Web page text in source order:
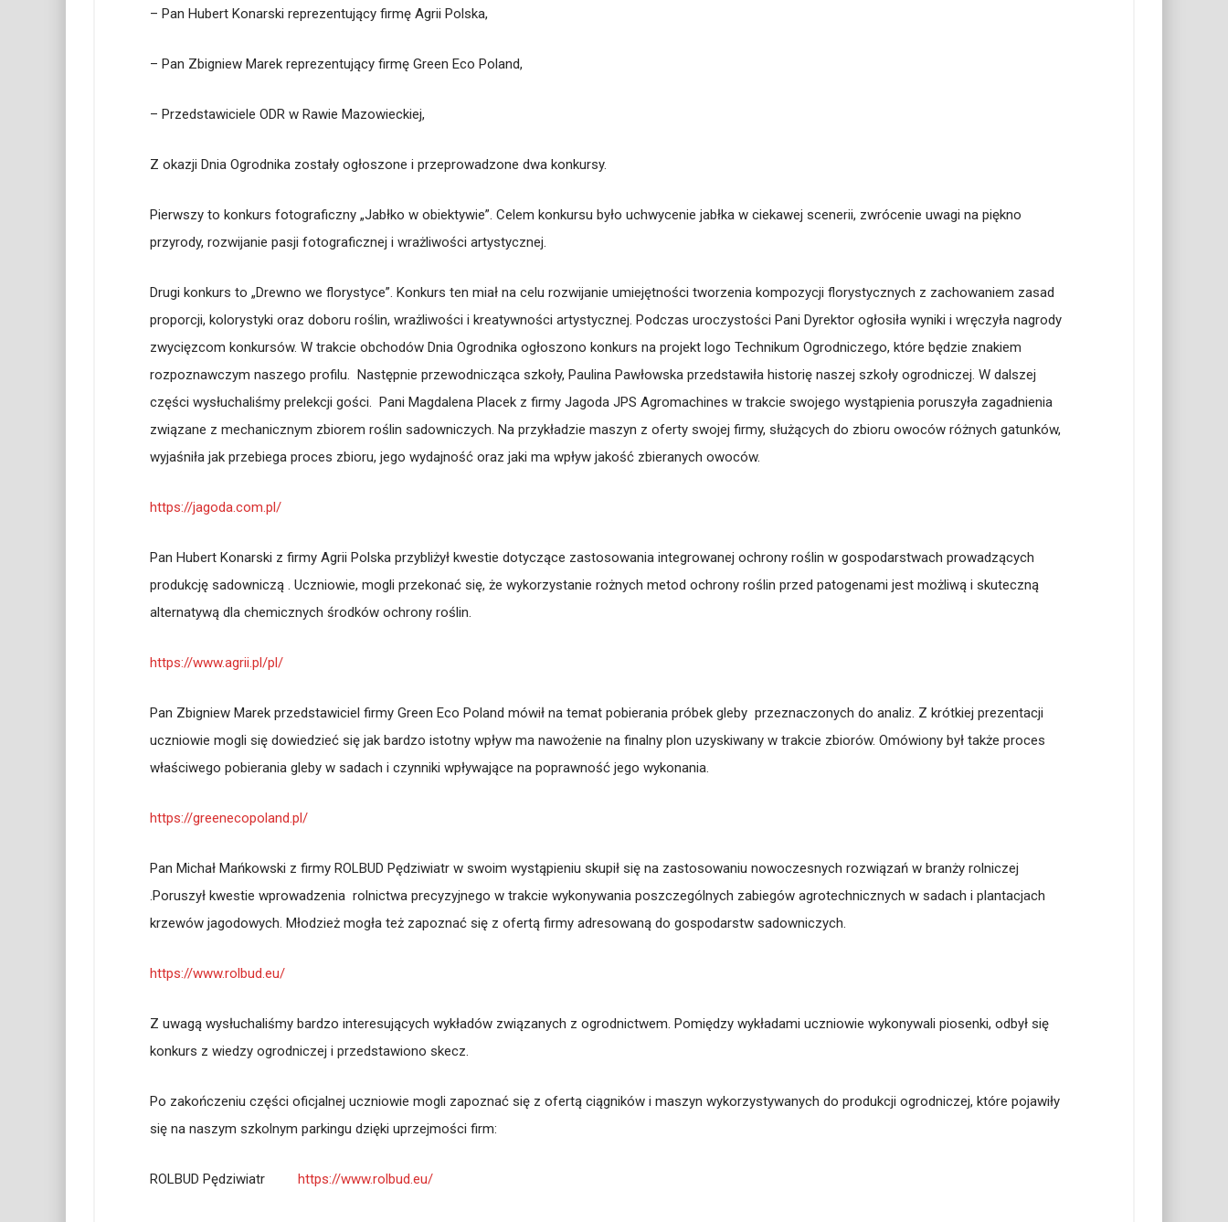
– Pan Hubert Konarski reprezentujący firmę Agrii Polska,
– Pan Zbigniew Marek reprezentujący firmę Green Eco Poland,
– Przedstawiciele ODR w Rawie Mazowieckiej,
Z okazji Dnia Ogrodnika zostały ogłoszone i przeprowadzone dwa konkursy.
Pierwszy to konkurs fotograficzny „Jabłko w obiektywie”. Celem konkursu było uchwycenie jabłka w ciekawej scenerii, zwrócenie uwagi na piękno
przyrody, rozwijanie pasji fotograficznej i wrażliwości artystycznej.
Drugi konkurs to „Drewno we florystyce”. Konkurs ten miał na celu rozwijanie umiejętności tworzenia kompozycji florystycznych z zachowaniem zasad
proporcji, kolorystyki oraz doboru roślin, wrażliwości i kreatywności artystycznej. Podczas uroczystości Pani Dyrektor ogłosiła wyniki i wręczyła nagrody
zwycięzcom konkursów. W trakcie obchodów Dnia Ogrodnika ogłoszono konkurs na projekt logo Technikum Ogrodniczego, które będzie znakiem
rozpoznawczym naszego profilu. Następnie przewodnicząca szkoły, Paulina Pawłowska przedstawiła historię naszej szkoły ogrodniczej. W dalszej
części wysłuchaliśmy prelekcji gości. Pani Magdalena Placek z firmy Jagoda JPS Agromachines w trakcie swojego wystąpienia poruszyła zagadnienia
związane z mechanicznym zbiorem roślin sadowniczych. Na przykładzie maszyn z oferty swojej firmy, służących do zbioru owoców różnych gatunków,
wyjaśniła jak przebiega proces zbioru, jego wydajność oraz jaki ma wpływ jakość zbieranych owoców.
https://jagoda.com.pl/
Pan Hubert Konarski z firmy Agrii Polska przybliżył kwestie dotyczące zastosowania integrowanej ochrony roślin w gospodarstwach prowadzących
produkcję sadowniczą . Uczniowie, mogli przekonać się, że wykorzystanie rożnych metod ochrony roślin przed patogenami jest możliwą i skuteczną
alternatywą dla chemicznych środków ochrony roślin.
https://www.agrii.pl/pl/
Pan Zbigniew Marek przedstawiciel firmy Green Eco Poland mówił na temat pobierania próbek gleby przeznaczonych do analiz. Z krótkiej prezentacji
uczniowie mogli się dowiedzieć się jak bardzo istotny wpływ ma nawożenie na finalny plon uzyskiwany w trakcie zbiorów. Omówiony był także proces
właściwego pobierania gleby w sadach i czynniki wpływające na poprawność jego wykonania.
https://greenecopoland.pl/
Pan Michał Mańkowski z firmy ROLBUD Pędziwiatr w swoim wystąpieniu skupił się na zastosowaniu nowoczesnych rozwiązań w branży rolniczej
.Poruszył kwestie wprowadzenia rolnictwa precyzyjnego w trakcie wykonywania poszczególnych zabiegów agrotechnicznych w sadach i plantacjach
krzewów jagodowych. Młodzież mogła też zapoznać się z ofertą firmy adresowaną do gospodarstw sadowniczych.
https://www.rolbud.eu/
Z uwagą wysłuchaliśmy bardzo interesujących wykładów związanych z ogrodnictwem. Pomiędzy wykładami uczniowie wykonywali piosenki, odbył się
konkurs z wiedzy ogrodniczej i przedstawiono skecz.
Po zakończeniu części oficjalnej uczniowie mogli zapoznać się z ofertą ciągników i maszyn wykorzystywanych do produkcji ogrodniczej, które pojawiły
się na naszym szkolnym parkingu dzięki uprzejmości firm:
ROLBUD Pędziwiatr https://www.rolbud.eu/